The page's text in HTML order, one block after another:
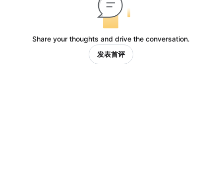
Share your thoughts and drive the conversation.
发表首评